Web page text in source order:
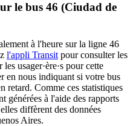
le bus 46 (Ciudad de
à l'heure sur la ligne 46
l'appli Transit pour consulter les
usager·ère·s pour cette
en nous indiquant si votre bus
retard. Comme ces statistiques
générées à l'aide des rapports
diffèrent des données
Aires.